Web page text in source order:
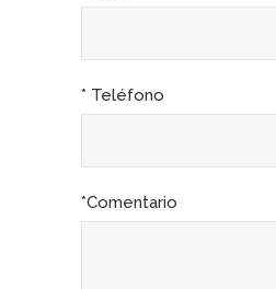
* Teléfono
*Comentario